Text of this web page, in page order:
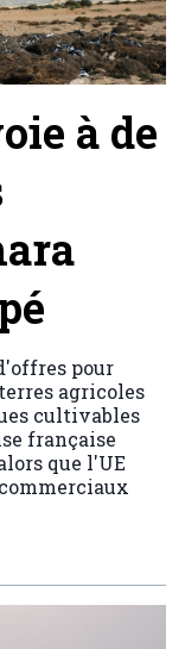
à de
pour
agricoles
cultivables
française
que l'UE